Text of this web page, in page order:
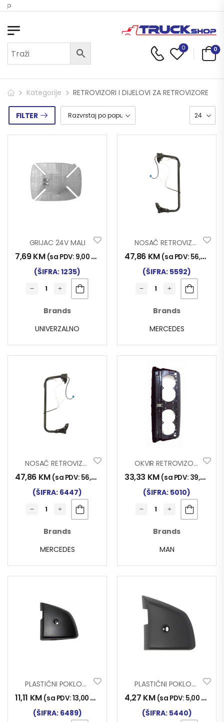
0 0
Kategorije RETROVIZORI I DIJELOVI ZA RETROVIZORE
FILTER
GRIJAC 24V MALI
7,69KM (sa PDV: 9,00 KM
(ŠIFRA: 1235)
Brands
UNIVERZALNO
NOSAČ RETROVIZORA ATEGO DESNI
47,86 KM (sa PDV: 56,00
(ŠIFRA: 5592)
Brands
MERCEDES
NOSAČ RETROVIZORA ATEGO LIJEVI
47,86 KM (sa PDV: 56,00
(ŠIFRA: 6447)
Brands
MERCEDES
OKVIR RETROVIZORA MAN TGX
33,33 KM (sa PDV: 39,00
(ŠIFRA: 5010)
Brands
MAN
PLASTIČNI POKLOPAC KOD NOSAČA RETROVIZORA MAN TG-A DESNI NT
11,11 KM (sa PDV:13,00 KM
(ŠIFRA: 6489)
PLASTIČNI POKLOPAC KOD NOSAČA RETROVIZORA MAN TGX TGS DESNI
4,27 KM (sa PDV: 5,00 KM
(ŠIFRA: 5440)